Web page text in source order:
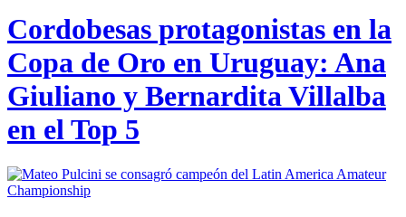
Cordobesas protagonistas en la
Copa de Oro en Uruguay: Ana
Giuliano y Bernardita Villalba
en el Top 5